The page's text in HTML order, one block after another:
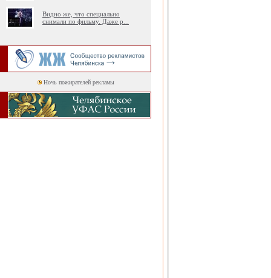
Видно же, что специально
снимали по фильму. Даже р
Ночь пожирателей рекламы